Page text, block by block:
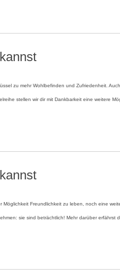
zu mehr Wohlbefinden und Zufriedenheit.
stellen wir dir mit Dankbarkeit eine weitere
Freundlichkeit zu leben, noch eine
sie sind beträchtlich! Mehr darüber erfährst